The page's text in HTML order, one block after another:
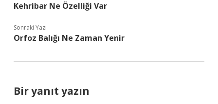
Kehribar Ne Özelliği Var
Sonraki Yazı
Orfoz Balığı Ne Zaman Yenir
Bir yanıt yazın